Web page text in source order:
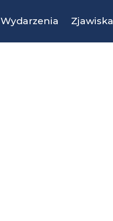
Wydarzenia Zjawiska